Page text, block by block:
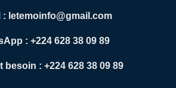
: letemoinfo@gmail.com
: +224 628 38 09 89
besoin : +224 628 38 09 89